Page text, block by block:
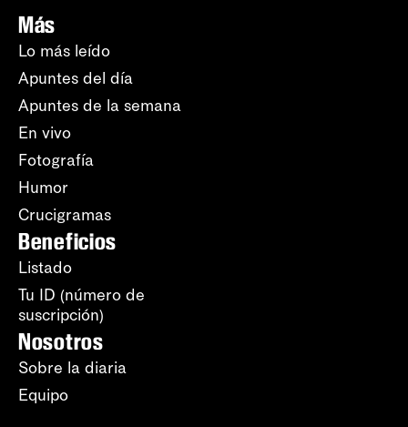
Más
Lo más leído
Apuntes del día
Apuntes de la semana
En vivo
Fotografía
Humor
Crucigramas
Beneficios
Listado
Tu ID (número de
suscripción)
Nosotros
Sobre la diaria
Equipo